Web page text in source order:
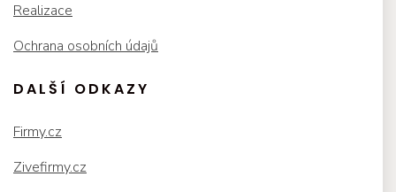
Realizace
Ochrana osobních údajů
DALŠÍ ODKAZY
Firmy.cz
Zivefirmy.cz